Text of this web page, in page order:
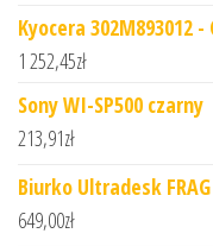
Kyocera 302M893012
1 252,45zł
Sony WI-SP500 czarny
213,91zł
Biurko Ultradesk
649,00zł